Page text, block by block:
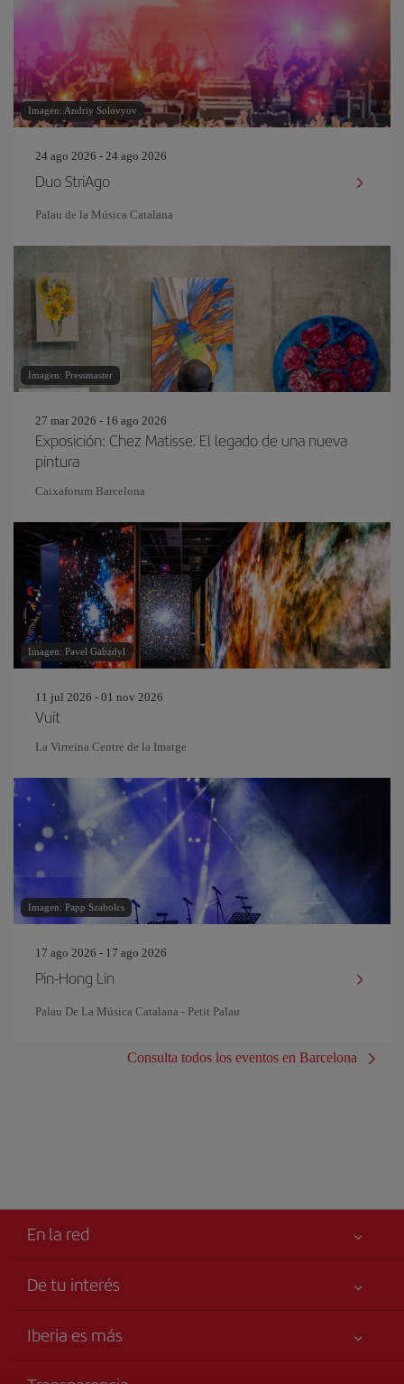
Imagen: Andriy Solovyov
24 ago 2026 - 24 ago 2026
Duo StriAgo
Palau de la Música Catalana
Imagen: Pressmaster
27 mar 2026 - 16 ago 2026
Exposición: Chez Matisse. El legado de una nueva
pintura
Caixaforum Barcelona
Imagen: Pavel Gabzdyl
11 jul 2026 - 01 nov 2026
Vuit
La Virreina Centre de la Imatge
Imagen: Papp Szabolcs
17 ago 2026 - 17 ago 2026
Pin‐Hong Lin
Palau De La Música Catalana - Petit Palau
Consulta todos los eventos en Barcelona
En la red
De tu interés
Tu seguridad es lo primero
Iberia es más